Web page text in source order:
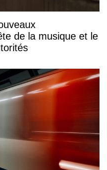
de la musique et le